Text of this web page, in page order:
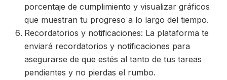
porcentaje de cumplimiento y visualizar gráficos
que muestran tu progreso a lo largo del tiempo.
Recordatorios y notificaciones: La plataforma te
enviará recordatorios y notificaciones para
asegurarse de que estés al tanto de tus tareas
pendientes y no pierdas el rumbo.